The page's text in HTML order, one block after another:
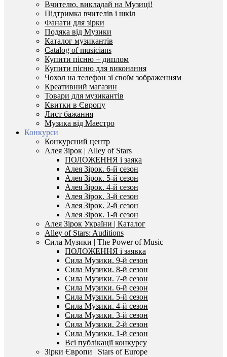
Вчителю, викладай на Музиці!
Підтримка вчителів і шкіл
Фанати для зірки
Подяка від Музики
Каталог музикантів
Catalog of musicians
Купити пісню + диплом
Купити пісню для виконання
Чохол на телефон зі своїм зображенням
Креативний магазин
Товари для музикантів
Квитки в Європу
Лист бажання
Музика від Маестро
Конкурси
Конкурсний центр
Алея Зірок | Alley of Stars
ПОЛОЖЕННЯ і заяка
Алея Зірок. 6-й сезон
Алея Зірок. 5-й сезон
Алея Зірок. 4-й сезон
Алея Зірок. 3-й сезон
Алея Зірок. 2-й сезон
Алея Зірок. 1-й сезон
Алея Зірок України | Каталог
Alley of Stars: Auditions
Сила Музики | The Power of Music
ПОЛОЖЕННЯ і заявка
Сила Музики. 9-й сезон
Сила Музики. 8-й сезон
Сила Музики. 7-й сезон
Сила Музики. 6-й сезон
Сила Музики. 5-й сезон
Сила Музики. 4-й сезон
Сила Музики. 3-й сезон
Сила Музики. 2-й сезон
Сила Музики. 1-й сезон
Всі публікації конкурсу
Зірки Європи | Stars of Europe